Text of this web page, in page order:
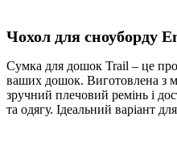
Чохол для сноуборду
Сумка для дошок Trail – це
ваших дошок. Виготовлена з
зручний плечовий ремінь і
та одягу. Ідеальний варіант